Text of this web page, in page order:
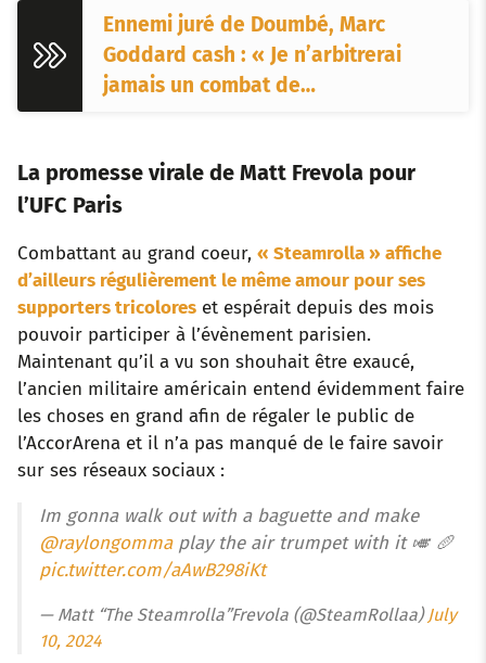
Ennemi juré de Doumbé, Marc
Goddard cash : « Je n’arbitrerai
jamais un combat de…
La promesse virale de Matt Frevola pour
l’UFC Paris
Combattant au grand coeur, « Steamrolla » affiche
d’ailleurs régulièrement le même amour pour ses
supporters tricolores et espérait depuis des mois
pouvoir participer à l’évènement parisien.
Maintenant qu’il a vu son shouhait être exaucé,
l’ancien militaire américain entend évidemment faire
les choses en grand afin de régaler le public de
l’AccorArena et il n’a pas manqué de le faire savoir
sur ses réseaux sociaux :
Im gonna walk out with a baguette and make
@raylongommaplay the air trumpet with it 🎺 🥖
pic.twitter.com/aAwB298iKt
— Matt “The Steamrolla”Frevola (@SteamRollaa) July
10, 2024